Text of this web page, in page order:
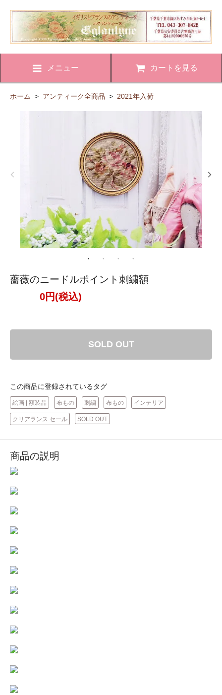
メニュー カートを見る
ホーム > アンティーク全商品 > 2021年入荷
薔薇のニードルポイント刺繍額
0円(税込)
SOLD OUT
この商品に登録されているタグ
絵画 | 額装品 布もの 刺繍 布もの インテリア
クリアランス セール SOLD OUT
商品の説明